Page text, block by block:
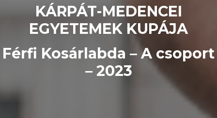
KÁRPÁT-MEDENCEI
EGYETEMEK KUPÁJA
Férfi Kosárlabda – A csoport
– 2023